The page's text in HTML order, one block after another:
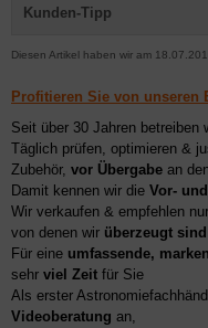
Kunden-Tipp
Diesen Artikel haben wir am
Profitieren Sie von unseren
Seit über 30 Jahren betreiben
Täglich prüfen, optimieren &
Zubehör, vor Übergabe an
Damit kennen wir die Vor-
Wir verkaufen & empfehlen
von denen wir überzeugt sind
Für eine umfassende,
sehr viel Zeit für Sie
Als erster
Videoberatung an,